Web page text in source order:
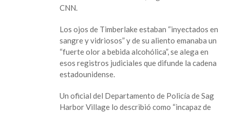
CNN.
Los ojos de Timberlake estaban “inyectados en
sangre y vidriosos” y de su aliento emanaba un
“fuerte olor a bebida alcohólica”, se alega en
esos registros judiciales que difunde la cadena
estadounidense.
Un oficial del Departamento de Policía de Sag
Harbor Village lo describió como “incapaz de